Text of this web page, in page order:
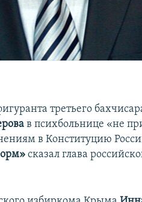
третьего
в психбольнице «не
в Конституцию
сказал глава